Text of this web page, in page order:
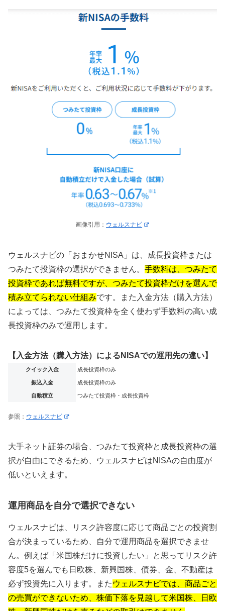
画像引用： ウェルスナビ
ウェルスナビの「おまかせNISA」は、成長投資枠または
つみたて投資枠の選択ができません。 手数料は、つみたて
投資枠であれば無料ですが、つみたて投資枠だけを選んで
積み立てられない仕組みです。また入金方法（購入方法）
によっては、つみたて投資枠を全く使わず手数料の高い成
長投資枠のみで運用します。
【入金方法（購入方法）によるNISAでの運用先の違い】
クイック入金 成長投資枠のみ
振込入金 成長投資枠のみ
自動積立 つみたて投資枠・成長投資枠
参照： ウェルスナビ
大手ネット証券の場合、つみたて投資枠と成長投資枠の選
択が自由にできるため、ウェルスナビはNISAの自由度が
低いといえます。
運用商品を自分で選択できない
ウェルスナビは、リスク許容度に応じて商品ごとの投資割
合が決まっているため、自分で運用商品を選択できませ
ん。例えば「米国株だけに投資したい」と思ってリスク許
容度5を選んでも日欧株、新興国株、債券、金、不動産は
必ず投資先に入ります。また ウェルスナビでは、商品ごと
の売買ができないため、株価下落を見越して米国株、日欧